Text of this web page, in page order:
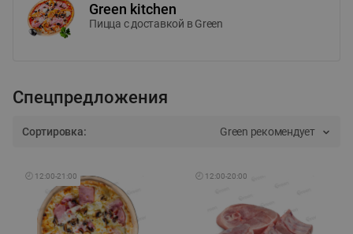
Green kitchen
Пицца c доставкой в Green
Спецпредложения
Сортировка: Green рекомендует
🕘 12:00-21:00 🕘 12:00-20:00